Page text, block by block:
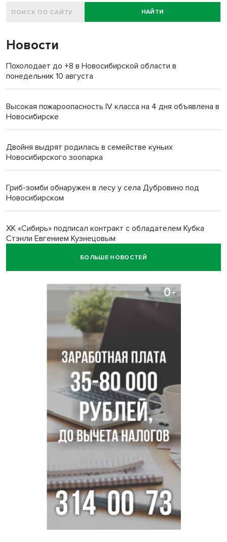
НАЙТИ
Новости
Похолодает до +8 в Новосибирской области в
понедельник 10 августа
Высокая пожароопасность IV класса на 4 дня объявлена в
Новосибирске
Двойня выдрят родилась в семействе куньих
Новосибирского зоопарка
Гриб-зомби обнаружен в лесу у села Дубровино под
Новосибирском
ХК «Сибирь» подписал контракт с обладателем Кубка
Стэнли Евгением Кузнецовым
БОЛЬШЕ НОВОСТЕЙ